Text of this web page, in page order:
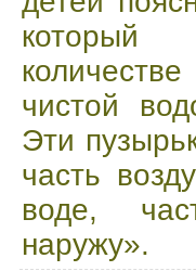
чистой
Эти
часть
воде,
наружу».